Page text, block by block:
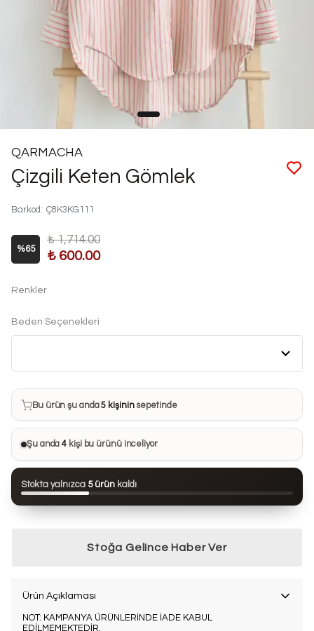
QARMACHA
Çizgili Keten Gömlek
Barkod : Ç8K3KG111
%65
₺ 1,714.00
₺ 600.00
Renkler
Beden Seçenekleri
Bu ürün son 7 günde19 kezsatın alındı
Bu ürün şu anda5 kişininsepetinde
Bu ürünü 34 kişi favorilerine ekledi
Bu ürün son 24 saatte60 kezgörüntülendi
Şu anda4 kişi bu ürünü inceliyor
Stokta yalnızca 5 ürün kaldı
Stoğa Gelince Haber Ver
Ürün Açıklaması
NOT: KAMPANYA ÜRÜNLERİNDE İADE KABUL
EDİLMEMEKTEDİR.